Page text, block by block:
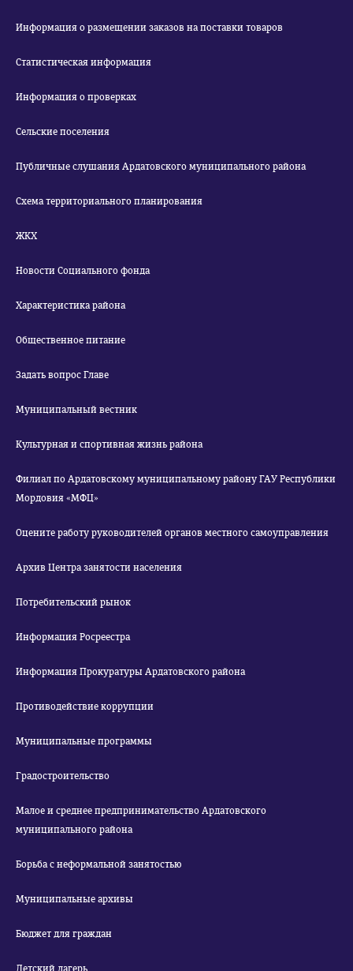
Информация о размещении заказов на поставки товаров
Статистическая информация
Информация о проверках
Сельские поселения
Публичные слушания Ардатовского муниципального района
Схема территориального планирования
ЖКХ
Новости Социального фонда
Характеристика района
Общественное питание
Задать вопрос Главе
Муниципальный вестник
Культурная и спортивная жизнь района
Филиал по Ардатовскому муниципальному району ГАУ Республики
Мордовия «МФЦ»
Оцените работу руководителей органов местного самоуправления
Архив Центра занятости населения
Потребительский рынок
Информация Росреестра
Информация Прокуратуры Ардатовского района
Противодействие коррупции
Муниципальные программы
Градостроительство
Малое и среднее предпринимательство Ардатовского
муниципального района
Борьба с неформальной занятостью
Муниципальные архивы
Бюджет для граждан
Детский лагерь